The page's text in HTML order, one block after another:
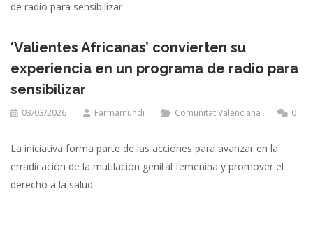
‘Valientes Africanas’ convierten su
experiencia en un programa de radio para
sensibilizar
03/03/2026 Farmamundi Comunitat Valenciana 0
La iniciativa forma parte de las acciones para avanzar en la
erradicación de la mutilación genital femenina y promover el
derecho a la salud.